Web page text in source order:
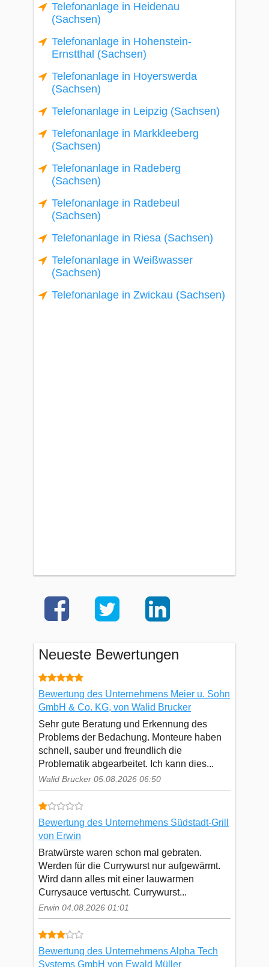
Telefonanlage in Heidenau
(Sachsen)
Telefonanlage in Hohenstein-
Ernstthal (Sachsen)
Telefonanlage in Hoyerswerda
(Sachsen)
Telefonanlage in Leipzig (Sachsen)
Telefonanlage in Markkleeberg
(Sachsen)
Telefonanlage in Radeberg
(Sachsen)
Telefonanlage in Radebeul
(Sachsen)
Telefonanlage in Riesa (Sachsen)
Telefonanlage in Weißwasser
(Sachsen)
Telefonanlage in Zwickau (Sachsen)
Neueste Bewertungen
Bewertung des Unternehmens Meier u. Sohn
GmbH & Co. KG, von Walid Brucker
Sehr gute Beratung und Erkennung des
Problems der Bedachung. Monteure haben
schnell, sauber und freundlich die
Problematik abgearbeitet. Ich kann dies...
Walid Brucker 05.08.2026 06:50
Bewertung des Unternehmens Südstadt-Grill
von Erwin
Bratwürste waren schon mal gebraten.
Werden für die Currywurst nur aufgewärmt.
Wird dann alles mit einer lauwarmen
Currysauce vertuscht. Currywurst...
Erwin 04.08.2026 01:01
Bewertung des Unternehmens Alpha Tech
Systems GmbH von Ewald Müller